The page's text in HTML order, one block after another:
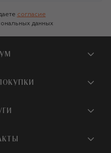
согласие
данных
ЦУМ